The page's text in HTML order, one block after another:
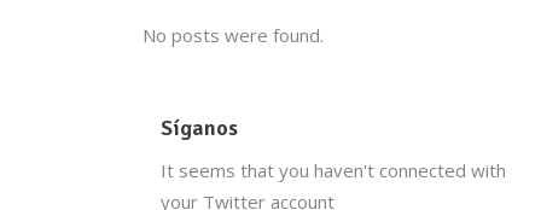
No posts were found.
Síganos
It seems that you haven't connected with
your Twitter account